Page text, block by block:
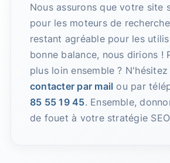
Nous assurons que votre site
pour les moteurs de
restant agréable pour les
bonne balance, nous dirions !
plus loin ensemble ? N'hésitez
contacter par mail ou par
85 55 19 45. Ensemble,
de fouet à votre stratégie